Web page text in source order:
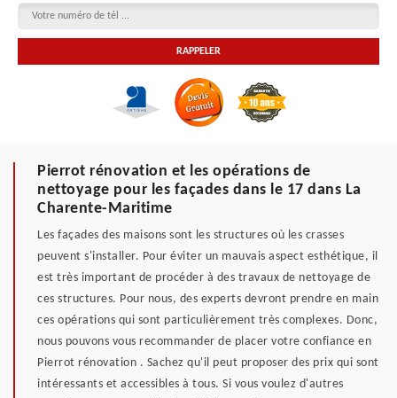
Pierrot rénovation et les opérations de
nettoyage pour les façades dans le 17 dans La
Charente-Maritime
Les façades des maisons sont les structures où les crasses
peuvent s'installer. Pour éviter un mauvais aspect esthétique, il
est très important de procéder à des travaux de nettoyage de
ces structures. Pour nous, des experts devront prendre en main
ces opérations qui sont particulièrement très complexes. Donc,
nous pouvons vous recommander de placer votre confiance en
Pierrot rénovation . Sachez qu'il peut proposer des prix qui sont
intéressants et accessibles à tous. Si vous voulez d'autres